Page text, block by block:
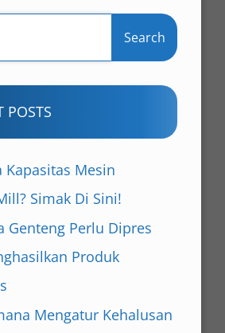
Search
POSTS
Kapasitas Mesin
Simak Di Sini!
Genteng Perlu Dipres
Produk
Mengatur Kehalusan